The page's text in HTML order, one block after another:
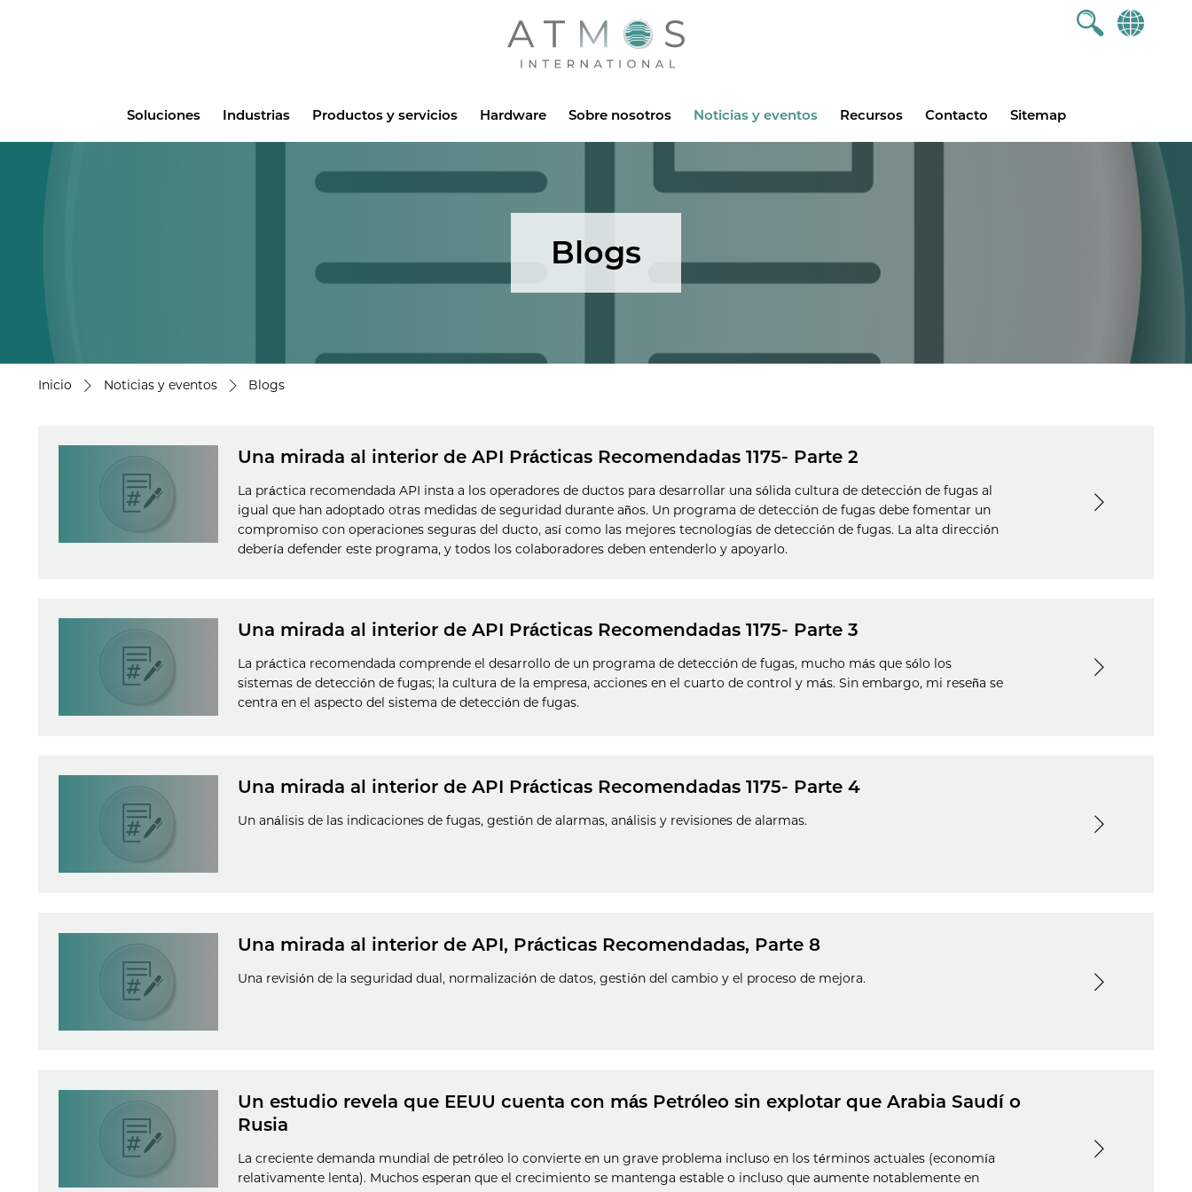
Atmos
Soluciones Industrias Productos y servicios Hardware Sobre nosotros Noticias y eventos Recursos Contacto Sitemap
Blogs
Inicio Noticias y eventos Blogs
Una mirada al interior de API Prácticas Recomendadas 1175- Parte 2
La práctica recomendada API insta a los operadores de ductos para desarrollar una sólida cultura de detección de fugas al
igual que han adoptado otras medidas de seguridad durante años. Un programa de detección de fugas debe fomentar un
compromiso con operaciones seguras del ducto, así como las mejores tecnologías de detección de fugas. La alta dirección
debería defender este programa, y todos los colaboradores deben entenderlo y apoyarlo.
Una mirada al interior de API Prácticas Recomendadas 1175- Parte 3
La práctica recomendada comprende el desarrollo de un programa de detección de fugas, mucho más que sólo los
sistemas de detección de fugas; la cultura de la empresa, acciones en el cuarto de control y más. Sin embargo, mi reseña se
centra en el aspecto del sistema de detección de fugas.
Una mirada al interior de API Prácticas Recomendadas 1175- Parte 4
Un análisis de las indicaciones de fugas, gestión de alarmas, análisis y revisiones de alarmas.
Una mirada al interior de API, Prácticas Recomendadas, Parte 8
Una revisión de la seguridad dual, normalización de datos, gestión del cambio y el proceso de mejora.
Un estudio revela que EEUU cuenta con más Petróleo sin explotar que Arabia Saudí o
Rusia
La creciente demanda mundial de petróleo lo convierte en un grave problema incluso en los términos actuales (economía
relativamente lenta). Muchos esperan que el crecimiento se mantenga estable o incluso que aumente notablemente en